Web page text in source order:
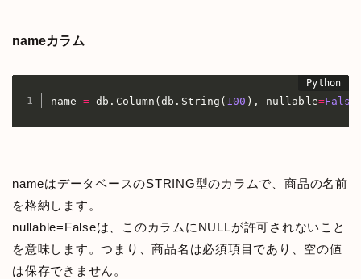
nameカラム
name = db . Column (db . String ( 100 ) , nullable=False
nameはデータベースのSTRING型のカラムで、商品の名前
を格納します。
nullable=Falseは、このカラムにNULLが許可されないこと
を意味します。つまり、商品名は必須項目であり、空の値
は保存できません。